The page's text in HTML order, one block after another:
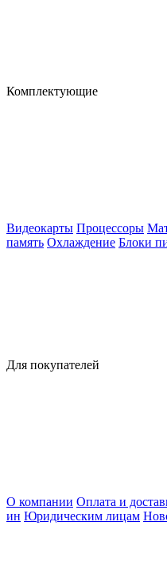
Комплектующие
Видеокарты Процессоры
память Охлаждение Блоки
Для покупателей
О компании Оплата и
ин Юридическим лицам